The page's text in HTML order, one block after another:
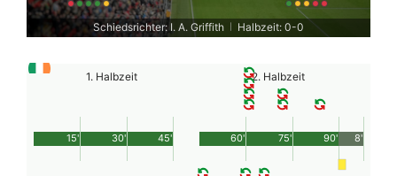
Schiedsrichter: I. A. Griffith Halbzeit: 0-0
1. Halbzeit
45'
15' 30'
2. Halbzeit
90'
60' 75' 8'